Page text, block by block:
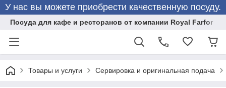
У нас вы можете приобрести качественную посуду.
Посуда для кафе и ресторанов от компании Royal Farfor
Товары и услуги Сервировка и оригинальная подача